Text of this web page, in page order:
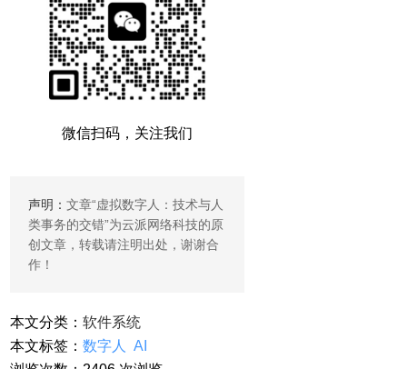
微信扫码，关注我们
声明：文章“虚拟数字人：技术与人
类事务的交错”为云派网络科技的原
创文章，转载请注明出处，谢谢合
作！
本文分类：软件系统
本文标签：数字人
AI